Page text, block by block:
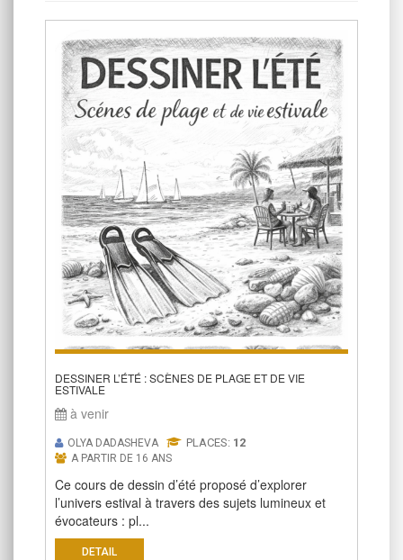
DESSINER L’ÉTÉ : SCÈNES DE PLAGE ET DE VIE
ESTIVALE
à venir
OLYA DADASHEVA PLACES: 12
A PARTIR DE 16 ANS
Ce cours de dessin d’été proposé d’explorer
l’univers estival à travers des sujets lumineux et
évocateurs : pl...
DETAIL